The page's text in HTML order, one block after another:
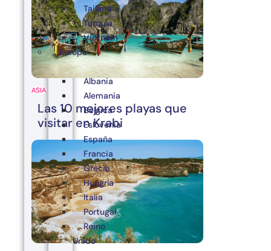
ASIA
Las 10 mejores playas que
visitar en Krabi
Tailandia
Turquía
Vietnam
Europa
Albania
Alemania
Bélgica
Eslovenia
España
Francia
Grecia
Hungría
Italia
Portugal
Reino
Unido